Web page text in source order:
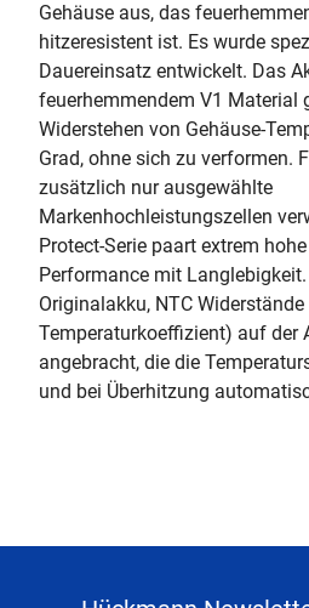
Gehäuse aus, das
hitzeresistent ist. Es wurde
Dauereinsatz entwickelt. Das
feuerhemmendem V1 Material
Widerstehen von Gehäuse-
Grad, ohne sich zu verformen.
zusätzlich nur ausgewählte
Markenhochleistungszellen
Protect-Serie paart extrem
Performance mit
Originalakku, NTC
Temperaturkoeffizient) auf der
angebracht, die die
und bei Überhitzung